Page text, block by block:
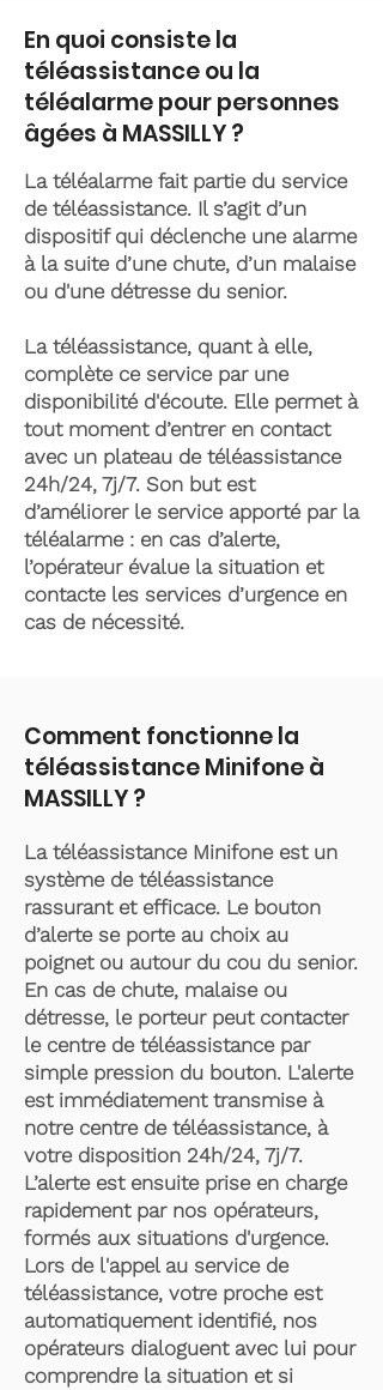
En quoi consiste la
téléassistance ou la
téléalarme pour personnes
âgées à MASSILLY ?
La téléalarme fait partie du service
de téléassistance. Il s’agit d’un
dispositif qui déclenche une alarme
à la suite d’une chute, d’un malaise
ou d'une détresse du senior.
La téléassistance, quant à elle,
complète ce service par une
disponibilité d'écoute. Elle permet à
tout moment d’entrer en contact
avec un plateau de téléassistance
24h/24, 7j/7. Son but est
d’améliorer le service apporté par la
téléalarme : en cas d’alerte,
l’opérateur évalue la situation et
contacte les services d’urgence en
cas de nécessité.
Comment fonctionne la
téléassistance Minifone à
MASSILLY ?
La téléassistance Minifone est un
système de téléassistance
rassurant et efficace. Le bouton
d’alerte se porte au choix au
poignet ou autour du cou du senior.
En cas de chute, malaise ou
détresse, le porteur peut contacter
le centre de téléassistance par
simple pression du bouton. L'alerte
est immédiatement transmise à
notre centre de téléassistance, à
votre disposition 24h/24, 7j/7.
L’alerte est ensuite prise en charge
rapidement par nos opérateurs,
formés aux situations d'urgence.
Lors de l'appel au service de
téléassistance, votre proche est
automatiquement identifié, nos
opérateurs dialoguent avec lui pour
comprendre la situation et si